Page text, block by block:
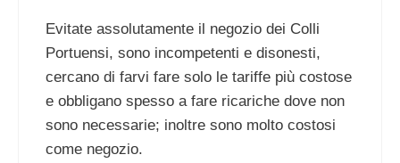
Evitate assolutamente il negozio dei Colli
Portuensi, sono incompetenti e disonesti,
cercano di farvi fare solo le tariffe più costose
e obbligano spesso a fare ricariche dove non
sono necessarie; inoltre sono molto costosi
come negozio.